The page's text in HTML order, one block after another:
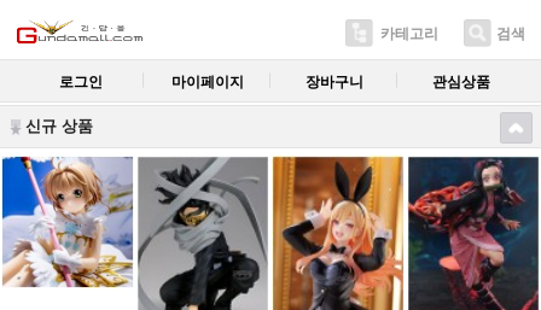
카테고리 검색
로그인 마이페이지 장바구니 관심상품
신규 상품